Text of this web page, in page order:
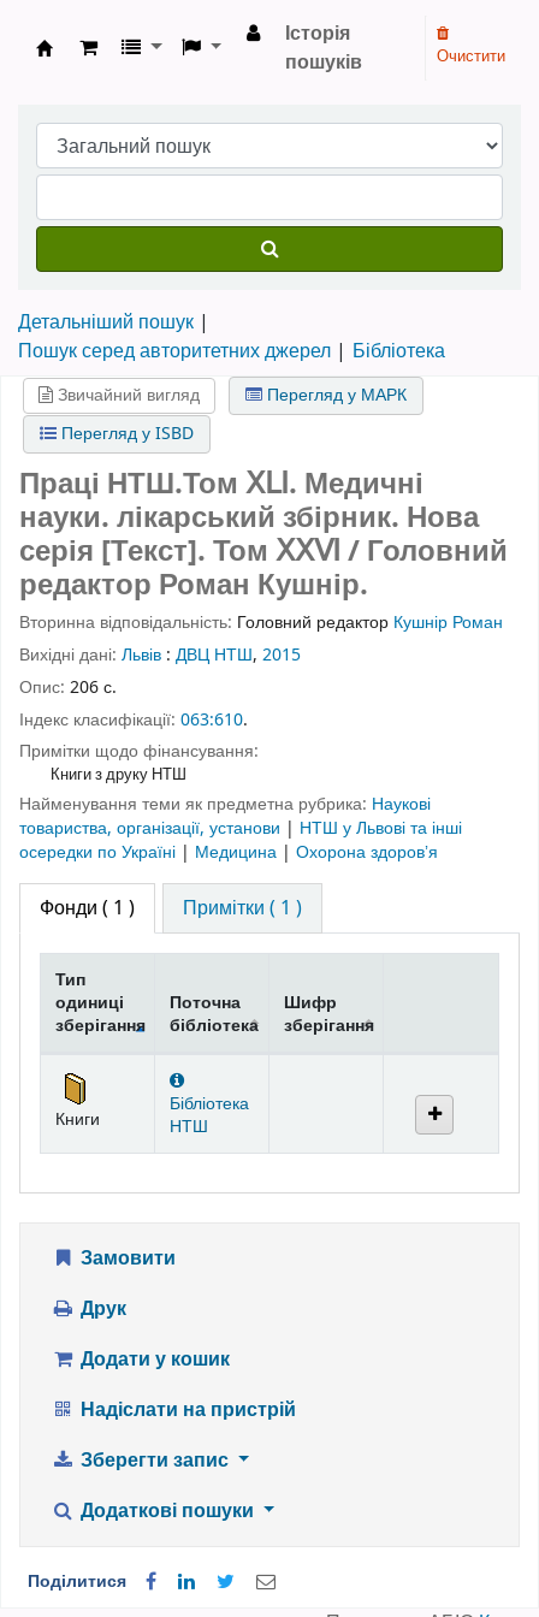
Бібліотека НТШ › Електронний каталог
Історія
пошуків
Очистити
Детальніший пошук
Пошук серед авторитетних джерел
Бібліотека
Звичайний вигляд
Перегляд у МАРК
Перегляд у ISBD
Праці НТШ.Том ⅩⅬⅠ. Медичні
науки. лікарський збірник. Нова
серія [Текст].Том ⅩⅩⅥ/ Головний
редактор Роман Кушнір.
Вторинна відповідальність: Головний редактор Кушнір Роман
Вихідні дані: Львів : ДВЦ НТШ, 2015
Опис: 206 с.
Індекс класифікації: 063:610.
Примітки щодо фінансування:
Книги з друку НТШ
Найменування теми як предметна рубрика: Наукові
товариства, організації, установи | НТШ у Львові та інші
осередки по Україні | Медицина | Охорона здоровʼя
Фонди ( 1 ) Примітки ( 1 )
Фонди
Тип
одиниці
зберігання
Поточна
бібліотека
Шифр
зберігання
Книги
Бібліотека
НТШ
Замовити
Друк
Додати у кошик
Надіслати на пристрій
Зберегти запис
Додаткові пошуки
Поділитися